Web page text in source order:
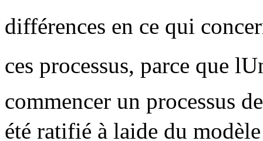
différences en ce qui
ces processus, parce que
commencer un processus
été ratifié à laide du